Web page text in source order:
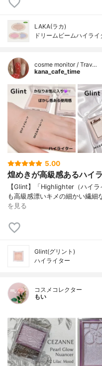
LAKA(ラカ)
ドリームビームハイライ
cosme monitor / Trav…
kana_cafe_time
5.00
煌めきが高級感あるハイ
【Glint】「Highlighter（ハイ
も高級感漂いキメの細かい繊
を見る
Glint(グリント)
ハイライター
コスメコレクター
もい